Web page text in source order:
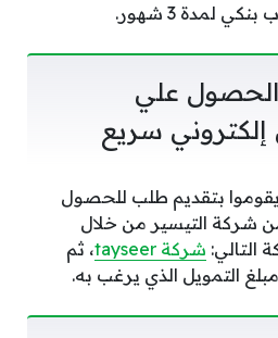
لمدة 3 شهور.
علي
سريع
بتقديم طلب للحصول
شركة التيسير من خلال
التالي: شركة tayseer
، ثم
التمويل الذي يرغب به.